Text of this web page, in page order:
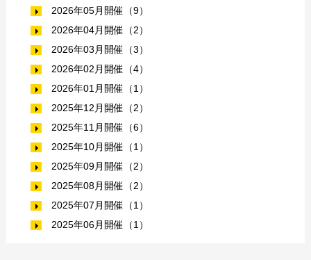
2026年05月開催（9）
2026年04月開催（2）
2026年03月開催（3）
2026年02月開催（4）
2026年01月開催（1）
2025年12月開催（2）
2025年11月開催（6）
2025年10月開催（1）
2025年09月開催（2）
2025年08月開催（2）
2025年07月開催（1）
2025年06月開催（1）